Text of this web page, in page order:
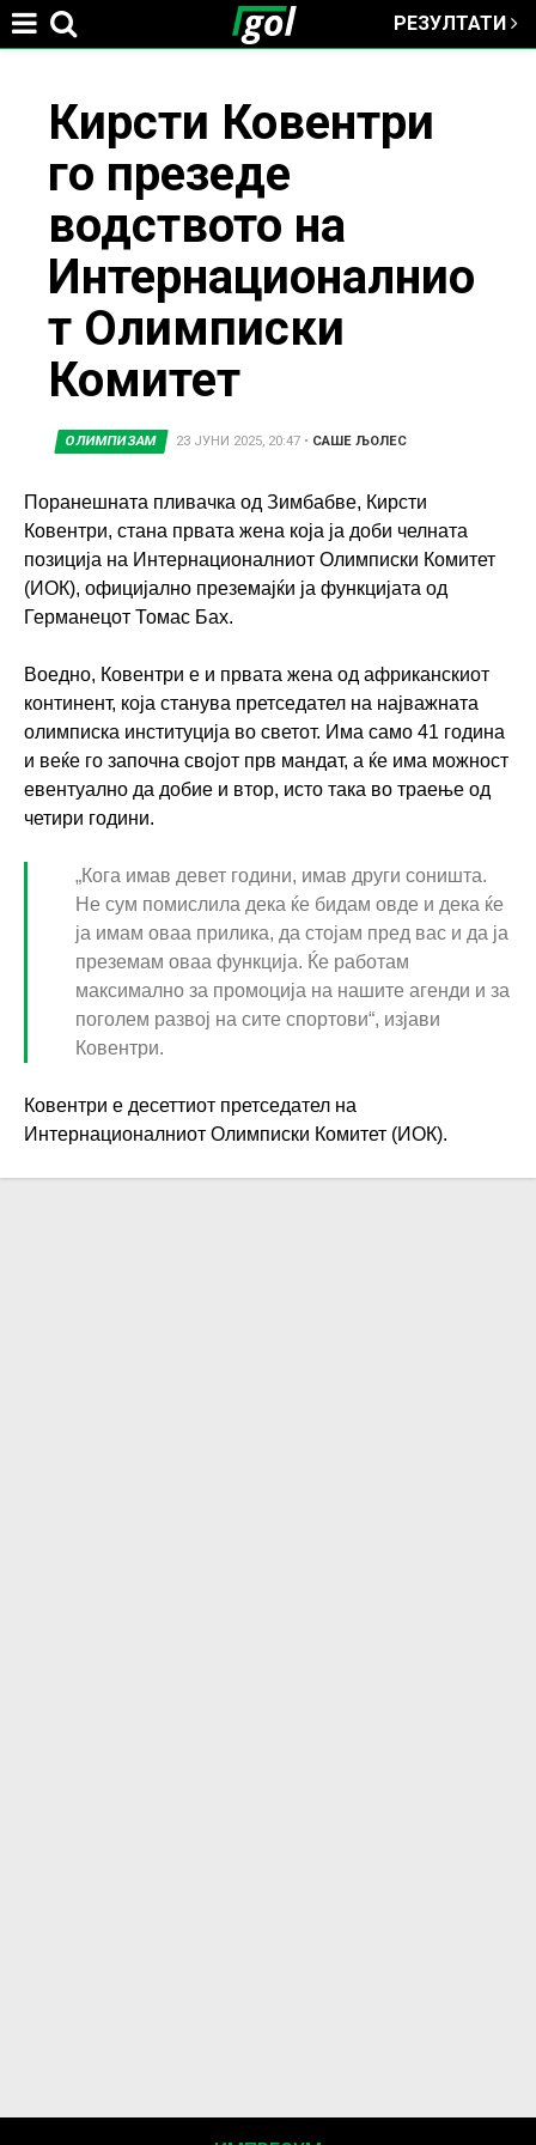
РЕЗУЛТАТИ
here
Кирсти Ковентри
го презеде
водството на
Интернационалнио
т Олимписки
Комитет
ОЛИМПИЗАМ 23 ЈУНИ 2025, 20:47 • САШЕ ЉОЛЕС
Поранешната пливачка од Зимбабве, Кирсти
Ковентри, стана првата жена која ја доби челната
позиција на Интернационалниот Олимписки Комитет
(ИОК), официјално преземајќи ја функцијата од
Германецот Томас Бах.
Воедно, Ковентри е и првата жена од африканскиот
континент, која станува претседател на најважната
олимписка институција во светот. Има само 41 година
и веќе го започна својот прв мандат, а ќе има можност
евентуално да добие и втор, исто така во траење од
четири години.
„Кога имав девет години, имав други соништа.
Не сум помислила дека ќе бидам овде и дека ќе
ја имам оваа прилика, да стојам пред вас и да ја
преземам оваа функција. Ќе работам
максимално за промоција на нашите агенди и за
поголем развој на сите спортови“, изјави
Ковентри.
Ковентри е десеттиот претседател на
Интернационалниот Олимписки Комитет (ИОК).